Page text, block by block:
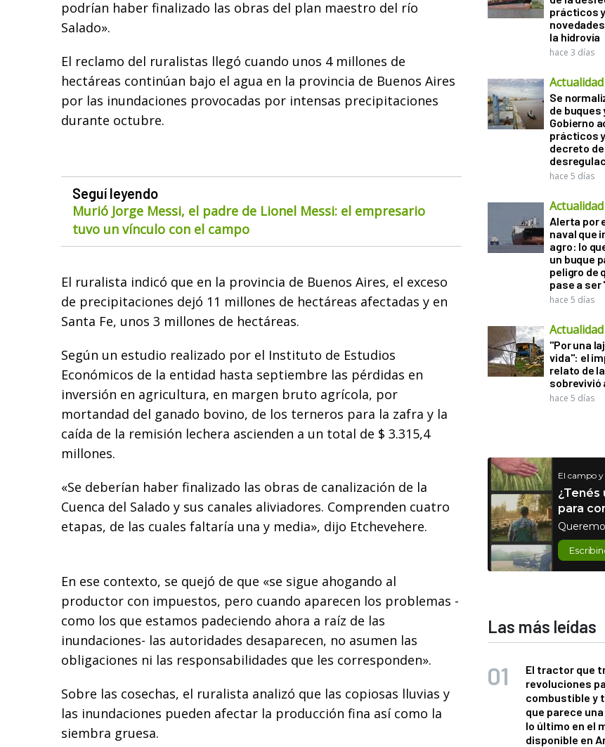
podrían haber finalizado las obras del plan maestro del río
Salado».
El reclamo del ruralistas llegó cuando unos 4 millones de
hectáreas continúan bajo el agua en la provincia de Buenos Aires
por las inundaciones provocadas por intensas precipitaciones
durante octubre.
Seguí leyendo
Murió Jorge Messi, el padre de Lionel Messi: el empresario
tuvo un vínculo con el campo
El ruralista indicó que en la provincia de Buenos Aires, el exceso
de precipitaciones dejó 11 millones de hectáreas afectadas y en
Santa Fe, unos 3 millones de hectáreas.
Según un estudio realizado por el Instituto de Estudios
Económicos de la entidad hasta septiembre las pérdidas en
inversión en agricultura, en margen bruto agrícola, por
mortandad del ganado bovino, de los terneros para la zafra y la
caída de la remisión lechera ascienden a un total de $ 3.315,4
millones.
«Se deberían haber finalizado las obras de canalización de la
Cuenca del Salado y sus canales aliviadores. Comprenden cuatro
etapas, de las cuales faltaría una y media», dijo Etchevehere.
En ese contexto, se quejó de que «se sigue ahogando al
productor con impuestos, pero cuando aparecen los problemas -
como los que estamos padeciendo ahora a raíz de las
inundaciones- las autoridades desaparecen, no asumen las
obligaciones ni las responsabilidades que les corresponden».
Sobre las cosechas, el ruralista analizó que las copiosas lluvias y
las inundaciones pueden afectar la producción fina así como la
siembra gruesa.
prácticos
la hidrovía
hace 3 días
Actualidad
Se
de buques
Gobierno
prácticos
decreto de
hace 5 días
Actualidad
Alerta por
naval que
agro: lo
un buque
peligro de
pase a
hace 5 días
Actualidad
"Por una
vida": el
relato de
sobrevivió
hace 5 días
El campo y
¿Tenés
para
Las más leídas
El tractor que
revoluciones
combustible y
que parece
lo último en el
disponible en